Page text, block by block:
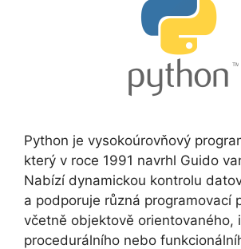
Python je vysokoúrovňový
který v roce 1991 navrhl Guido
Nabízí dynamickou kontrolu
a podporuje různá programovací
včetně objektově orientovaného,
procedurálního nebo